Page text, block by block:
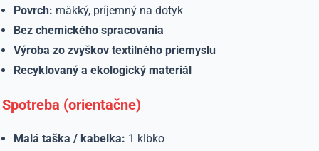
Povrch: mäkký, príjemný na dotyk
Bez chemického spracovania
Výroba zo zvyškov textilného priemyslu
Recyklovaný a ekologický materiál
Spotreba (orientačne)
Malá taška / kabelka: 1 klbko